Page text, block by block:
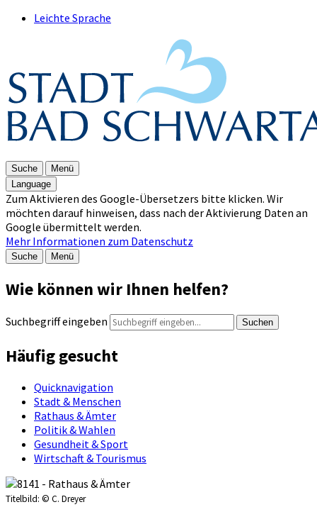
Leichte Sprache
Suche
Menü
Language
Zum Aktivieren des Google-Übersetzers bitte klicken. Wir
möchten darauf hinweisen, dass nach der Aktivierung Daten an
Google übermittelt werden.
Mehr Informationen zum Datenschutz
Suche Menü
Wie können wir Ihnen helfen?
Suchbegriff eingeben Suchen
Häufig gesucht
Quicknavigation
Stadt & Menschen
Rathaus & Ämter
Politik & Wahlen
Gesundheit & Sport
Wirtschaft & Tourismus
Titelbild: © C. Dreyer